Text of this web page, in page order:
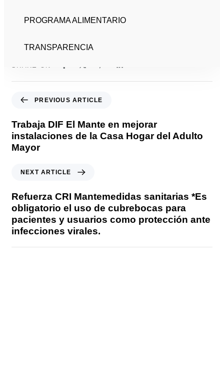
PROGRAMA ALIMENTARIO
TRANSPARENCIA
Previous Article
PREVIOUS ARTICLE
Trabaja DIF El Mante en mejorar
instalaciones de la Casa Hogar del Adulto
Mayor
Next Article
NEXT ARTICLE
Refuerza CRI Mantemedidas sanitarias​ *Es
obligatorio el uso de cubrebocas para
pacientes y usuarios como protección ante
infecciones virales.